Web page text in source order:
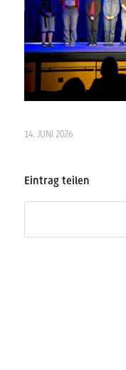
14. JUNI 2026
Eintrag teilen